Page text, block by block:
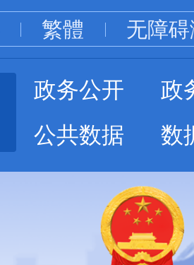
繁體 无障
政务公开
政
公共数据
数